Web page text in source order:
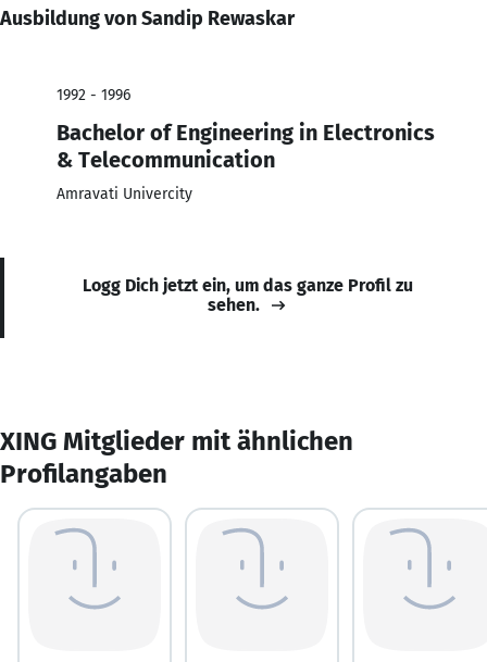
Ausbildung von Sandip Rewaskar
1992 - 1996
Bachelor of Engineering in Electronics
& Telecommunication
Amravati Univercity
Logg Dich jetzt ein, um das ganze Profil zu
sehen.
XING Mitglieder mit ähnlichen
Profilangaben